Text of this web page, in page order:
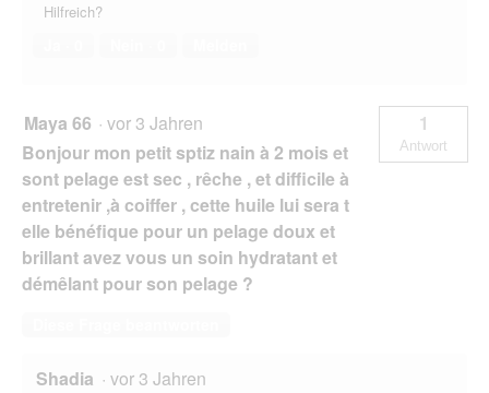
Hilfreich?
Maya 66 · vor 3 Jahren
Bonjour mon petit sptiz nain à 2 mois et
sont pelage est sec , rêche , et difficile à
entretenir ,à coiffer , cette huile lui sera t
elle bénéfique pour un pelage doux et
brillant avez vous un soin hydratant et
démêlant pour son pelage ?
1
Antwort
Shadia · vor 3 Jahren